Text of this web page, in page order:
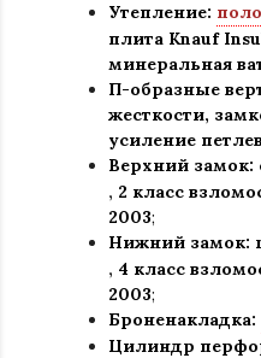
Утепление:
плита Knauf
минеральная
П-образные
жесткости,
усиление
Верхний
, 2 класс
2003;
Нижний замок:
, 4 класс
2003;
Броненакладка:
Цилиндр